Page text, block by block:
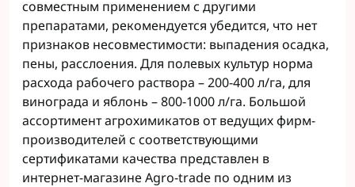
совместным применением с другими
препаратами, рекомендуется убедится, что нет
признаков несовместимости: выпадения осадка,
пены, расслоения. Для полевых культур норма
расхода рабочего раствора – 200-400 л/га, для
винограда и яблонь – 800-1000 л/га. Большой
ассортимент агрохимикатов от ведущих фирм-
производителей с соответствующими
сертификатами качества представлен в
интернет-магазине Аgro-trade по одним из